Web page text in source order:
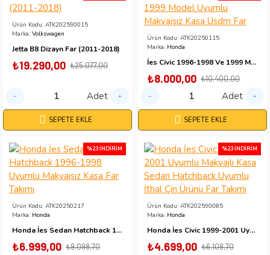
Ürün Kodu: ATK202590015
Marka: Volkswagen
Jetta B8 Dizayn Far (2011-2018)
₺19.290,00 ₺25.077,00
Adet
SEPETE EKLE
Ürün Kodu: ATK20250115
Marka: Honda
İes Civic 1996-1998 Ve 1999 Model Uyumlu Makyajsız Kasa Usdm Far
₺8.000,00 ₺10.400,00
Adet
SEPETE EKLE
%23 İNDIRIM
Ürün Kodu: ATK20250217
Marka: Honda
Honda İes Sedan Hatchback 1996-1998 Uyumlu Makyajsız Kasa Far Takımı
₺6.999,00 ₺9.098,70
%23 İNDIRIM
Ürün Kodu: ATK202590085
Marka: Honda
Honda İes Civic 1999-2001 Uyumlu Makyajlı Kasa Sedan Hatchback Uyumlu İthal Çin Ürünü Far Takımı
₺4.699,00 ₺6.108,70